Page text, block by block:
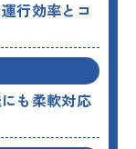
行効率とコ
も柔軟対応